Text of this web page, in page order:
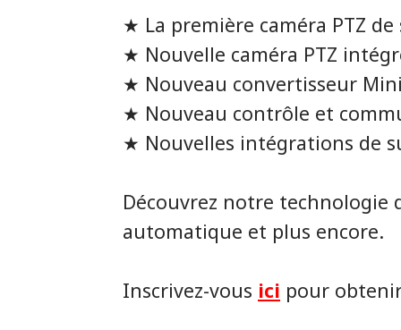
★ La première caméra PTZ
★ Nouvelle caméra PTZ
★ Nouveau convertisseur
★ Nouveau contrôle et
★ Nouvelles intégrations de
Découvrez notre technologie
automatique et plus encore.
Inscrivez-vous ici pour